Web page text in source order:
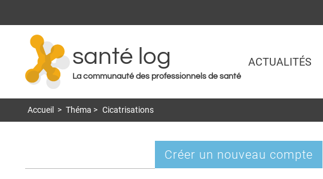
santé log
La communauté des professionnels de santé
ACTUALITÉS
Accueil > Théma > Cicatrisations
Onglets
Créer un nouveau compte